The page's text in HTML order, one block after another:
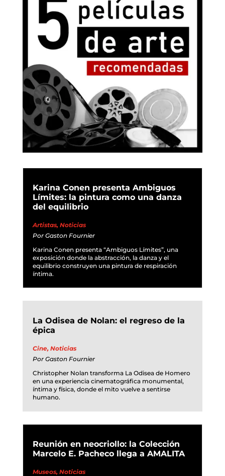
Karina Conen presenta Ambiguos
Límites: la pintura como una danza
del equilibrio
Artistas, Noticias
Por Gaston Fournier
Karina Conen presenta “Ambiguos Límites”, una
exposición donde la abstracción, la danza y el
equilibrio construyen una pintura de respiración
íntima.
La Odisea de Nolan: el regreso de la
épica
Cine, Noticias
Por Gaston Fournier
Christopher Nolan transforma La Odisea de Homero
en una experiencia cinematográfica monumental,
íntima y física, donde el mito vuelve a sentirse
humano.
Reunión en neocriollo: la Colección
Marcelo E. Pacheco llega a AMALITA
Museos, Noticias